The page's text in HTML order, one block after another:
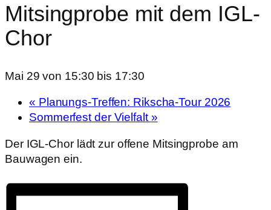
Mitsingprobe mit dem IGL-
Chor
Mai 29 von 15:30 bis 17:30
« Planungs-Treffen: Rikscha-Tour 2026
Sommerfest der Vielfalt»
Der IGL-Chor lädt zur offene Mitsingprobe am
Bauwagen ein.